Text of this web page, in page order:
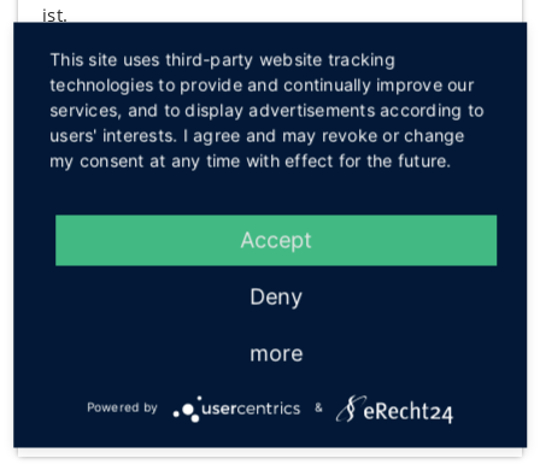
ist.
Der Eintrittspreis beträgt 12,00 Euro pro Person.
Besucher, die einen Ermäßigungsschein besitzen,
zahlen lediglich 11,00 Euro.
Informationen auf der offiziellen Website unter
www.weltderpuppen.com.
Interessant? Dann teilen!
This site uses third-party website tracking
technologies to provide and continually improve our
services, and to display advertisements according to
users' interests. I agree and may revoke or change
my consent at any time with effect for the future.
Accept
Deny
more
Powered by &